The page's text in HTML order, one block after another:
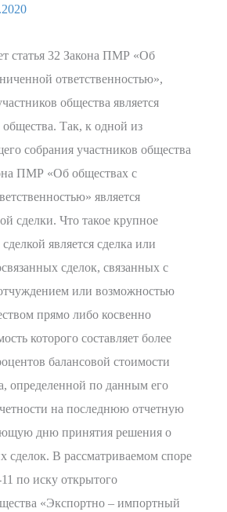
статья 32 Закона ПМР «Об
ответственностью»,
общества является
Так, к одной из
собрания участников общества
ПМР «Об обществах с
является
сделки. Что такое крупное
является сделка или
сделок, связанных с
или возможностью
прямо либо косвенно
которого составляет более
балансовой стоимости
определенной по данным его
на последнюю отчетную
дню принятия решения о
сделок. В рассматриваемом споре
по иску открытого
«Экспортно – импортный